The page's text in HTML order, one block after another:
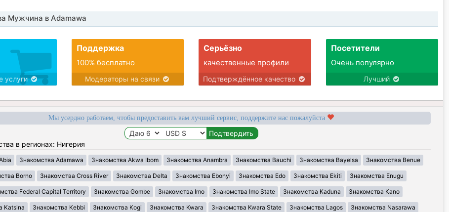
Мужчина в Adamawa
услуги
Поддержка
100% бесплатно
Модераторы на связи
Серьёзно
качественные профили
Подтверждённое качество
Посетители
Очень популярно
Лучший
Мы усердно работаем, чтобы предоставить вам лучший сервис, поддержите нас пожалуйста
в регионах: Нигерия
Знакомства Adamawa Знакомства Akwa Ibom Знакомства Anambra Знакомства Bauchi Знакомства Bayelsa Знакомства Benue
Borno Знакомства Cross River Знакомства Delta Знакомства Ebonyi Знакомства Edo Знакомства Ekiti Знакомства Enugu
Federal Capital Territory Знакомства Gombe Знакомства Imo Знакомства Imo State Знакомства Kaduna Знакомства Kano
Katsina Знакомства Kebbi Знакомства Kogi Знакомства Kwara Знакомства Kwara State Знакомства Lagos Знакомства Nasarawa